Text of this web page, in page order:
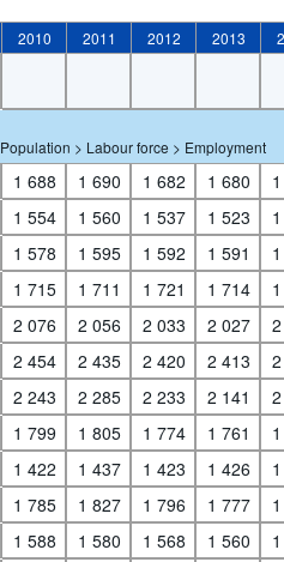
2010 2011 2012 2013
Population > Labour force > Employment
1 688 1 690 1 682 1 680
1 554 1 560 1 537 1 523
1 578 1 595 1 592 1 591
1 715 1 711 1 721 1 714
2 076 2 056 2 033 2 027
2 454 2 435 2 420 2 413
2 243 2 285 2 233 2 141
1 799 1 805 1 774 1 761
1 422 1 437 1 423 1 426
1 785 1 827 1 796 1 777
1 588 1 580 1 568 1 560